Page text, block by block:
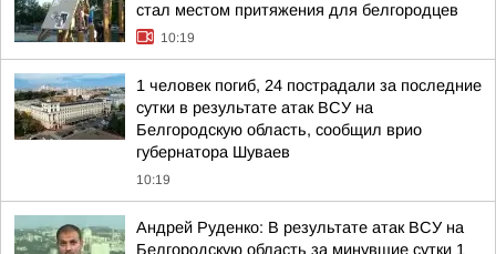
стал местом притяжения для белгородцев
10:19
1 человек погиб, 24 пострадали за последние
сутки в результате атак ВСУ на
Белгородскую область, сообщил врио
губернатора Шуваев
10:19
Андрей Руденко: В результате атак ВСУ на
Белгородскую область за минувшие сутки 1